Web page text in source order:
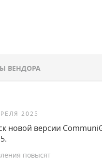
ВЕНДОРА
2025
новой версии
повысят